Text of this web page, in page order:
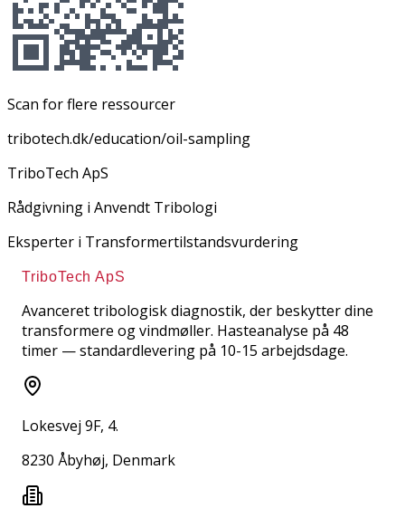
Scan for flere ressourcer
tribotech.dk/education/oil-sampling
TriboTech ApS
Rådgivning i Anvendt Tribologi
Eksperter i Transformertilstandsvurdering
TriboTech ApS
Avanceret tribologisk diagnostik, der beskytter dine
transformere og vindmøller. Hasteanalyse på 48
timer — standardlevering på 10-15 arbejdsdage.
Lokesvej 9F, 4.
8230 Åbyhøj, Denmark